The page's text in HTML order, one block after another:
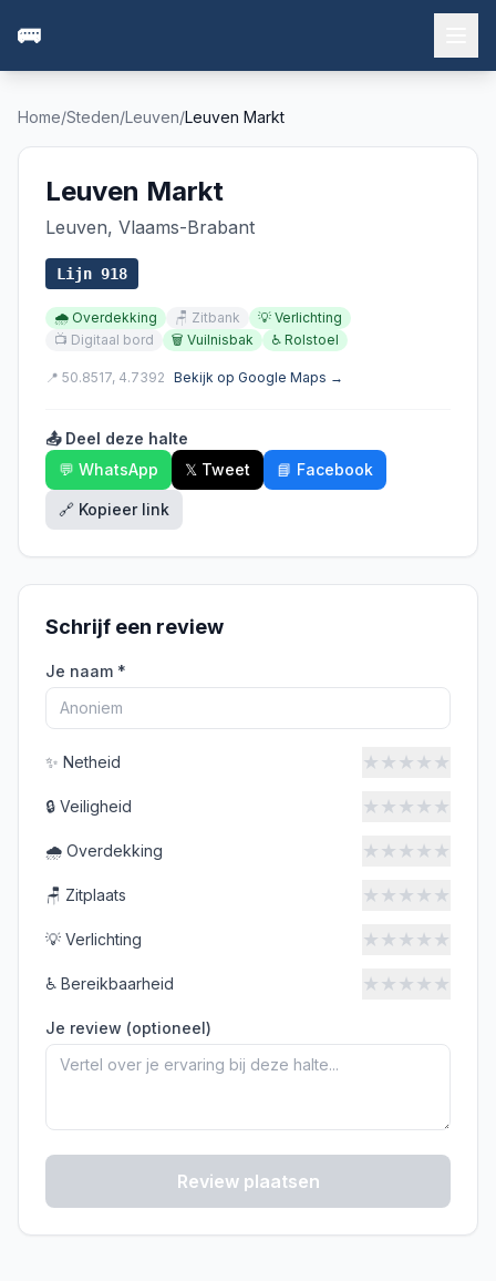
🚌
Home/Steden/Leuven/Leuven Markt
Leuven Markt
Leuven, Vlaams-Brabant
Lijn 918
🌧️ Overdekking 🪑 Zitbank 💡 Verlichting
📺 Digitaal bord 🗑️ Vuilnisbak ♿ Rolstoel
📍 50.8517, 4.7392 Bekijk op Google Maps →
📤 Deel deze halte
💬 WhatsApp
𝕏 Tweet 📘 Facebook
🔗 Kopieer link
Schrijf een review
Je naam *
✨ Netheid ★★★★★
🔒 Veiligheid ★★★★★
🌧️ Overdekking ★★★★★
🪑 Zitplaats ★★★★★
💡 Verlichting ★★★★★
♿ Bereikbaarheid ★★★★★
Je review (optioneel)
Review plaatsen